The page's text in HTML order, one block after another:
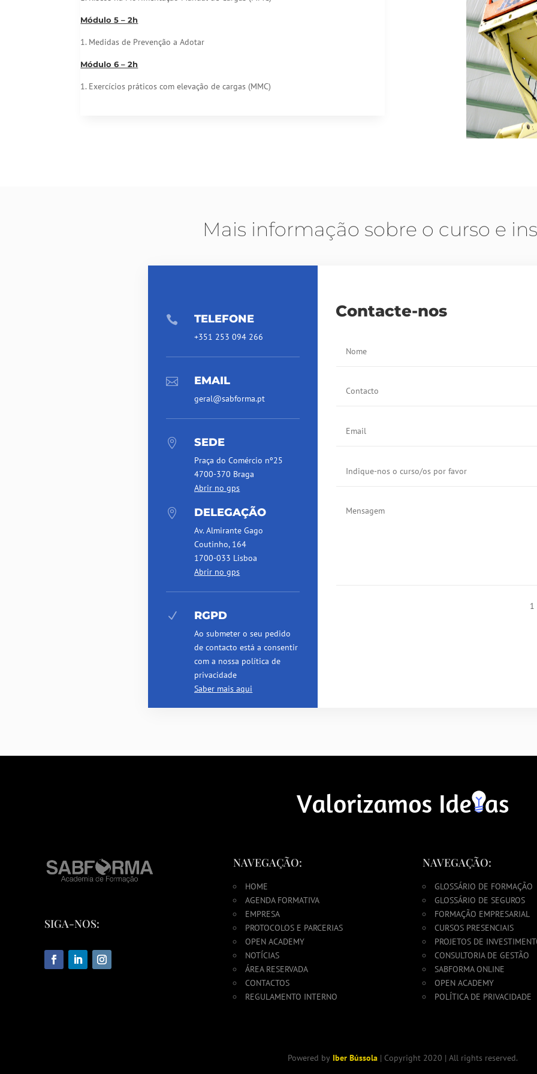
Módulo 5 – 2h
1. Medidas de Prevenção a Adotar
Módulo 6 – 2h
1. Exercícios práticos com elevação de cargas (MMC)
Mais informação sobre o curso e
 TELEFONE
+351 253 094 266
 EMAIL
geral@sabforma.pt
 SEDE
Praça do Comércio nº25
4700-370 Braga
Abrir no gps
 DELEGAÇÃO
Av. Almirante Gago
Coutinho, 164
1700-033 Lisboa
Abrir no gps
N RGPD
Ao submeter o seu pedido
de contacto está a consentir
com a nossa política de
privacidade
Saber mais aqui
Contacte-nos
1
SIGA-NOS:
NAVEGAÇÃO:
HOME
AGENDA FORMATIVA
EMPRESA
PROTOCOLOS E PARCERIAS
OPEN ACADEMY
NOTÍCIAS
ÁREA RESERVADA
CONTACTOS
REGULAMENTO INTERNO
NAVEGAÇÃO:
GLOSSÁRIO DE FORMAÇÃO
GLOSSÁRIO DE SEGUROS
FORMAÇÃO EMPRESARIAL
CURSOS PRESENCIAIS
PROJETOS DE
CONSULTORIA DE GESTÃO
SABFORMA ONLINE
OPEN ACADEMY
POLÍTICA DE PRIVACIDADE
Powered by Iber Bússola | Copyright 2020 | All rights reserved.